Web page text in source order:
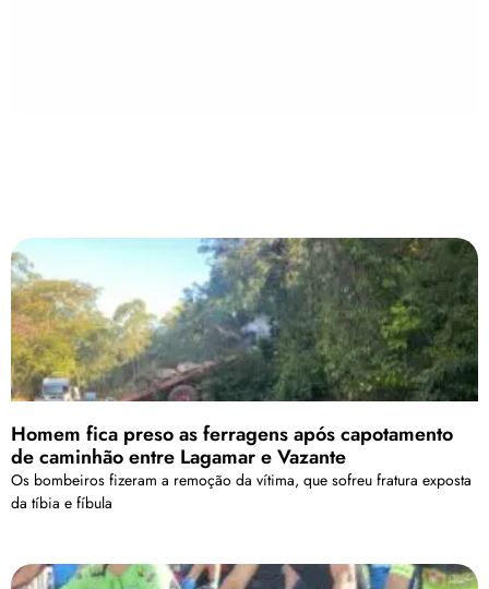
Homem fica preso as ferragens após capotamento
de caminhão entre Lagamar e Vazante
Os bombeiros fizeram a remoção da vítima, que sofreu fratura exposta
da tíbia e fíbula